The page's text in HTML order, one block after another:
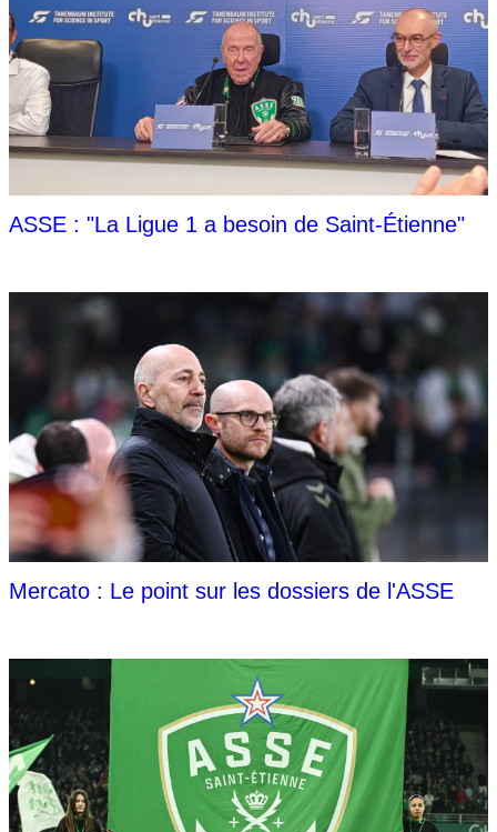
ASSE : "La Ligue 1 a besoin de Saint-Étienne"
Mercato : Le point sur les dossiers de l'ASSE